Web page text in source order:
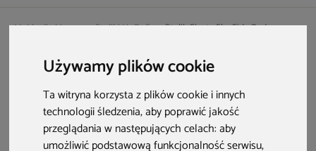
Używamy plików cookie
Ta witryna korzysta z plików cookie i innych
technologii śledzenia, aby poprawić jakość
przeglądania w następujących celach:aby
umożliwić podstawową funkcjonalność serwisu,
Meble dla biznesu Stoliki HoReCa Stolik Siesta Sky Side Red